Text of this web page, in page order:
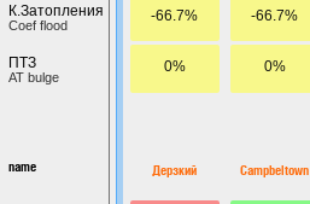
К.Затопления
Coef flood
ПТЗ
AT bulge
name
-66.7%
0%
Дерзкий
-66.7%
0%
Campbeltown